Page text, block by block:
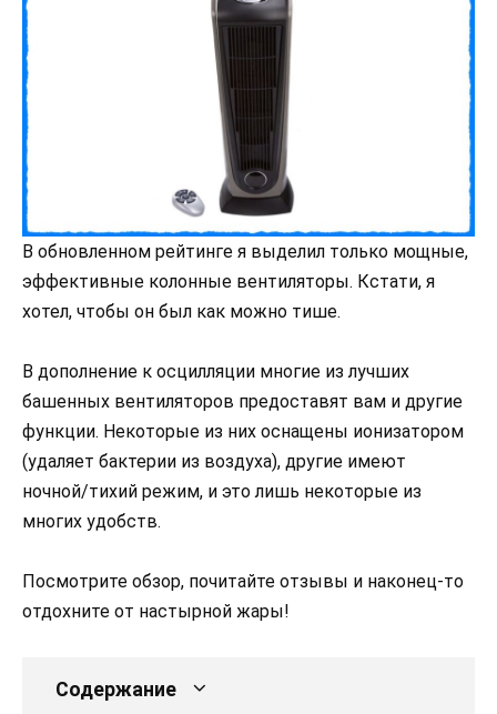
В обновленном рейтинге я выделил только мощные,
эффективные колонные вентиляторы. Кстати, я
хотел, чтобы он был как можно тише.
В дополнение к осцилляции многие из лучших
башенных вентиляторов предоставят вам и другие
функции. Некоторые из них оснащены ионизатором
(удаляет бактерии из воздуха), другие имеют
ночной/тихий режим, и это лишь некоторые из
многих удобств.
Посмотрите обзор, почитайте отзывы и наконец-то
отдохните от настырной жары!
Содержание